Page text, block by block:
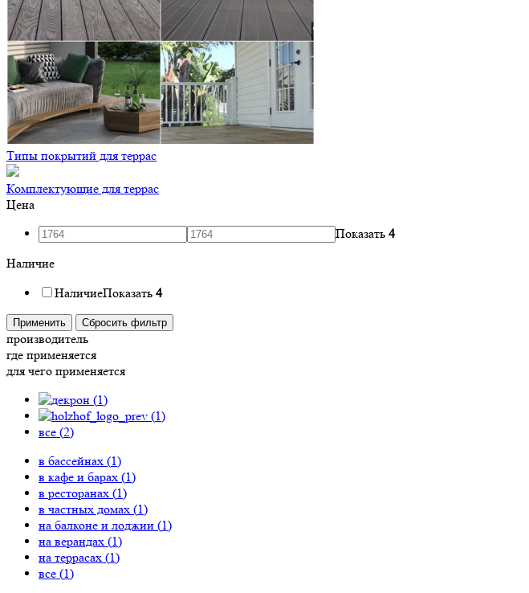
Типы покрытий для террас
Комплектующие для террас
Цена
Показать 4
Наличие
НаличиеПоказать 4
Применить Сбросить фильтр
производитель
где применяется
для чего применяется
(1)
(1)
все (2)
в бассейнах (1)
в кафе и барах (1)
в ресторанах (1)
в частных домах (1)
на балконе и лоджии (1)
на верандах (1)
на террасах (1)
все (1)